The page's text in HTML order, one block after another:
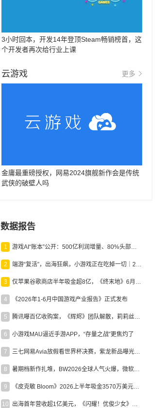
3小时回本，开发14年登顶Steam畅销榜首，这
个开发者再次给行业上课
云游戏 更多
金庸最重磅授权，网易2024旗舰新作会是传统
武侠的破壁人吗
数据报告
1 游戏AI“账本”公开：500亿利润增量、80%头部入局，谁在闷声发财？
2 端游“复活”，出海狂飙，小游戏正在吃掉一切｜2026上半年产业报告
3 仅苹果谷歌商店半年吸金超8亿，《终末地》6月份收入显著回暖
4 《2026年1-6月中国游戏产业报告》正式发布
5 腾讯曝百亿收购案，《辉烬》团队解散，莉莉丝新作曝光｜陀螺周报
6 小游戏MAU逼近手游APP，“存量之战”更焦灼了
7 三七网易Avia放假看世界杯决赛，紫龙新品曝光，米哈游新作上线 | 陀螺周报
8 暑期档新作扎堆，BW2026全球人气火爆，微软XBOX大裁员|陀螺周报
9 《皮克敏 Bloom》2026上半年吸金3570万美元，中国台湾成最大市场
10 出海首年营收超1亿美元，《闪耀！优俊少女》美国市场占比达七成